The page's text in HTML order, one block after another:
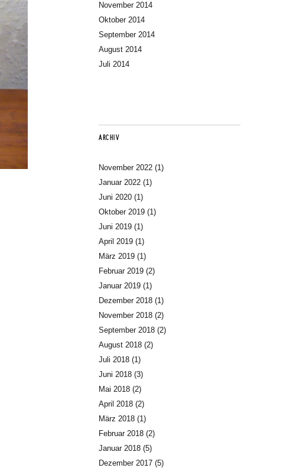
November 2014
Oktober 2014
September 2014
August 2014
Juli 2014
ARCHIV
November 2022 (1)
Januar 2022 (1)
Juni 2020 (1)
Oktober 2019 (1)
Juni 2019 (1)
April 2019 (1)
März 2019 (1)
Februar 2019 (2)
Januar 2019 (1)
Dezember 2018 (1)
November 2018 (2)
September 2018 (2)
August 2018 (2)
Juli 2018 (1)
Juni 2018 (3)
Mai 2018 (2)
April 2018 (2)
März 2018 (1)
Februar 2018 (2)
Januar 2018 (5)
Dezember 2017 (5)